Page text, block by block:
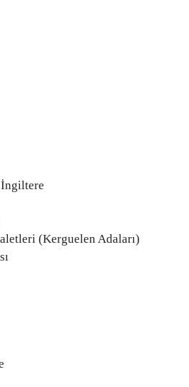
(Kerguelen Adaları)